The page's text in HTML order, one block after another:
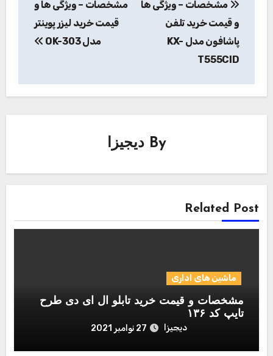
نوشته
مشخصات – ویژگی ها
و قیمت خرید تلفن
پاشافون مدل KX-
T555CID
مشخصات – ویژگی ها و
قیمت خرید لیزر پوینتر
مدل OK-303
By دیجیزا
Related Post
ماشین های اداری
مشخصات و قیمت خرید تابلو ال ای دی طرح
تایپ کد ۱۳۶
دیجیزا 27 نوامبر 2021